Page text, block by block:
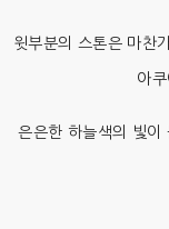
윗부분의 스톤은 마찬
아
은은한 하늘색의 빛이